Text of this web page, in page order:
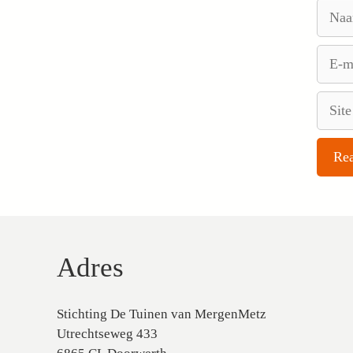
Adres
Stichting De Tuinen van MergenMetz
Utrechtseweg 433